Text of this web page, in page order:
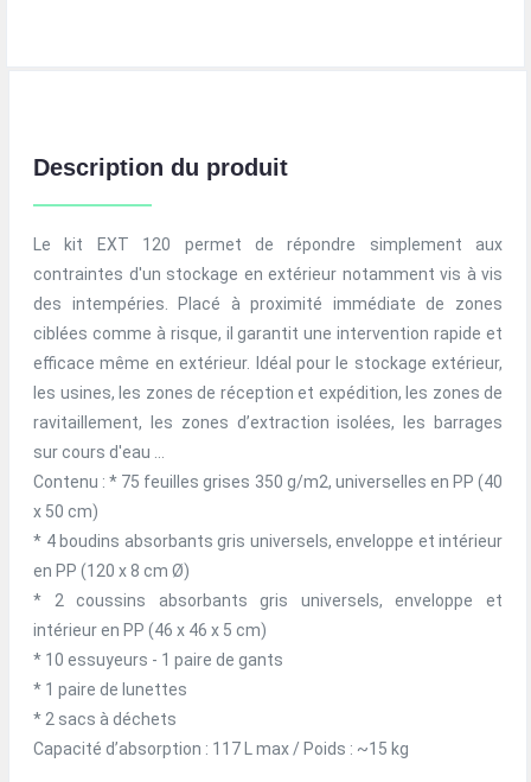
Description du produit
Le kit EXT 120 permet de répondre simplement aux
contraintes d'un stockage en extérieur notamment vis à vis
des intempéries. Placé à proximité immédiate de zones
ciblées comme à risque, il garantit une intervention rapide et
efficace même en extérieur. Idéal pour le stockage extérieur,
les usines, les zones de réception et expédition, les zones de
ravitaillement, les zones d’extraction isolées, les barrages
sur cours d'eau …
Contenu : * 75 feuilles grises 350 g/m2, universelles en PP (40
x 50 cm)
* 4 boudins absorbants gris universels, enveloppe et intérieur
en PP (120 x 8 cm Ø)
* 2 coussins absorbants gris universels, enveloppe et
intérieur en PP (46 x 46 x 5 cm)
* 10 essuyeurs - 1 paire de gants
* 1 paire de lunettes
* 2 sacs à déchets
Capacité d’absorption : 117 L max / Poids : ~15 kg